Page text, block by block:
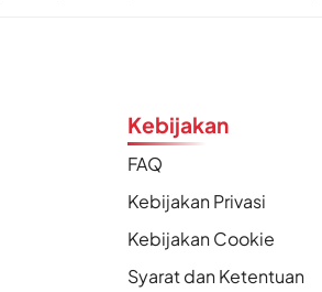
Kebijakan
FAQ
Kebijakan Privasi
Kebijakan Cookie
Syarat dan Ketentuan